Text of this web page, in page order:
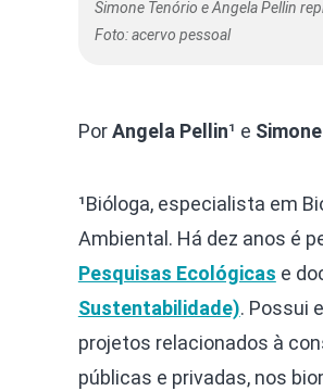
Simone Tenório e Angela Pellin
Foto: acervo pessoal
PorAngela Pellin¹ e
¹Bióloga, especialista em
Ambiental. Há dez anos é
Pesquisas Ecológicas e
Sustentabilidade). Possui
projetos relacionados à
públicas e privadas, nos